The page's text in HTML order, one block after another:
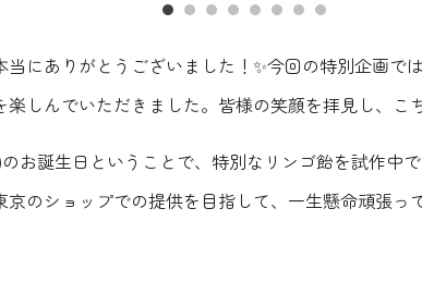
にありがとうございました！✨今回の特別企画で
しんでいただきました。皆様の笑顔を拝見し、こ
お誕生日ということで、特別なリンゴ飴を試作中
のショップでの提供を目指して、一生懸命頑張っ